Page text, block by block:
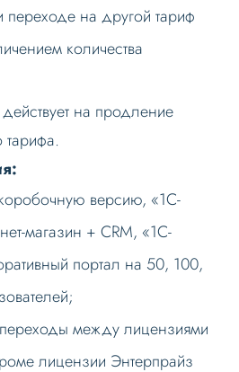
переходе на другой тариф
количества
на продление
версию, «1С-
магазин + CRM, «1С-
портал на 50, 100,
между лицензиями
лицензии Энтерпрайз